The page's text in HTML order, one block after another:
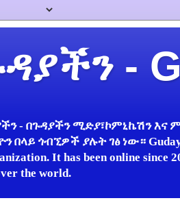
-
- በጉዳያችን ሚድያ፣ኮምኒኬሽን እና
በላይ ጎብኚዎች ያሉት ገፅ ነው።
It has been online since
the world.